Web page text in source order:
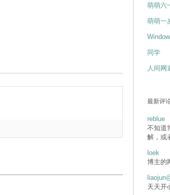
萌萌六
萌萌一
同学
人间网
最新评
reblue
不知道
解，或
loek
博主的
天天开